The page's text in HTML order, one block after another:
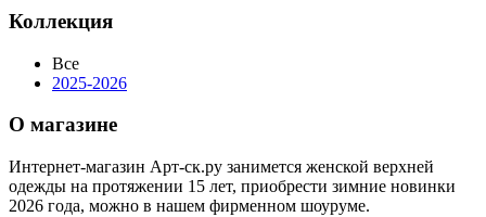
Коллекция
Все
2025-2026
О магазине
Интернет-магазин Арт-ск.ру занимется женской верхней
одежды на протяжении 15 лет, приобрести зимние новинки
2026 года, можно в нашем фирменном шоуруме.